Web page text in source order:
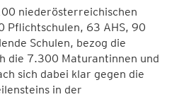
niederösterreichischen
Pflichtschulen, 63 AHS, 90
Schulen, bezog die
die 7.300 Maturantinnen und
sich dabei klar gegen die
in der